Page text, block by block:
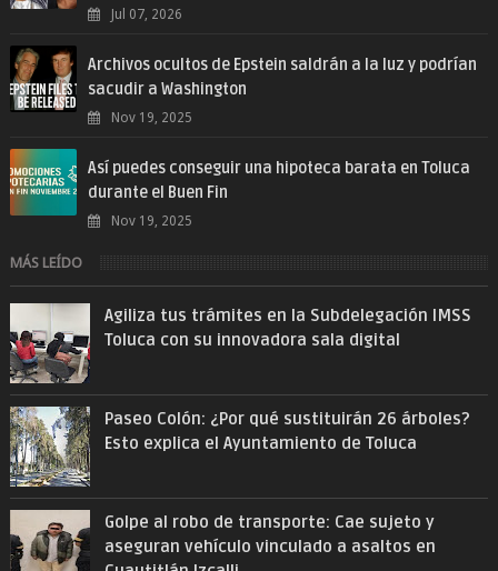
Jul 07, 2026
Archivos ocultos de Epstein saldrán a la luz y podrían
sacudir a Washington
Nov 19, 2025
Así puedes conseguir una hipoteca barata en Toluca
durante el Buen Fin
Nov 19, 2025
MÁS LEÍDO
Agiliza tus trámites en la Subdelegación IMSS
Toluca con su innovadora sala digital
Paseo Colón: ¿Por qué sustituirán 26 árboles?
Esto explica el Ayuntamiento de Toluca
Golpe al robo de transporte: Cae sujeto y
aseguran vehículo vinculado a asaltos en